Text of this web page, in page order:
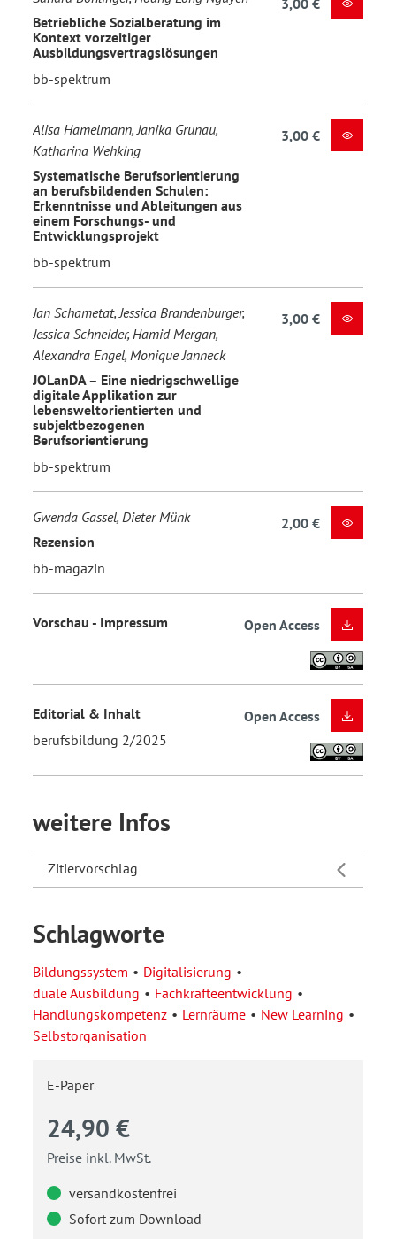
Betriebliche Sozialberatung im
Kontext vorzeitiger
Ausbildungsvertragslösungen
bb-spektrum
Alisa Hamelmann, Janika Grunau,
Katharina Wehking
Systematische Berufsorientierung
an berufsbildenden Schulen:
Erkenntnisse und Ableitungen aus
einem Forschungs- und
Entwicklungsprojekt
bb-spektrum
3,00 €
Jan Schametat, Jessica Brandenburger,
Jessica Schneider, Hamid Mergan,
Alexandra Engel, Monique Janneck
JOLanDA – Eine niedrigschwellige
digitale Applikation zur
lebensweltorientierten und
subjektbezogenen
Berufsorientierung
bb-spektrum
3,00 €
Gwenda Gassel, Dieter Münk
Rezension
bb-magazin
2,00 €
Vorschau - Impressum Open Access
Editorial & Inhalt
berufsbildung 2/2025
Open Access
weitere Infos
Zitiervorschlag
Schlagworte
Bildungssystem
Digitalisierung
duale Ausbildung
Fachkräfteentwicklung
Handlungskompetenz
Lernräume
New Learning
Selbstorganisation
E-Paper
24,90 €
Preise inkl. MwSt.
versandkostenfrei
Sofort zum Download